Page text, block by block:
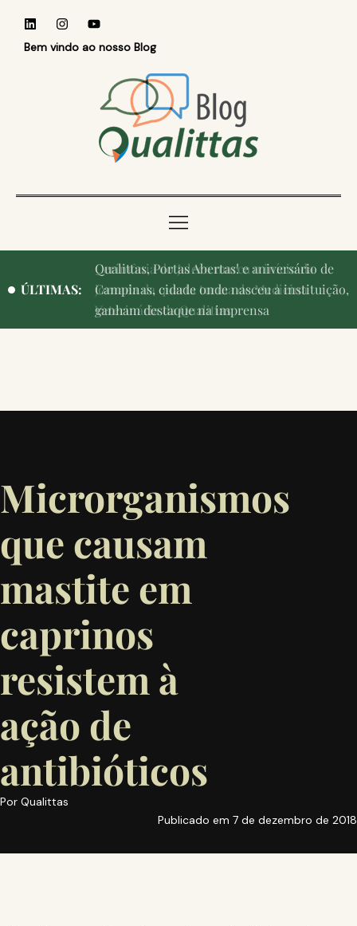
Bem vindo ao nosso Blog
ÚLTIMAS:
Qualittas, Portas Abertas! e aniversário de
Campinas, cidade onde nasceu a instituição,
ganham destaque na imprensa
Microrganismos
que causam
mastite em
caprinos
resistem à
ação de
antibióticos
Por Qualittas
Publicado em 7 de dezembro de 2018